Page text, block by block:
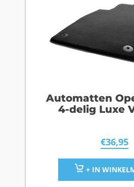
Automatten
4-delig Luxe
€36,95
+ IN